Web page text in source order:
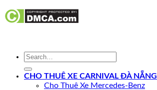
CHO THUÊ XE CARNIVAL ĐÀ NẴNG
Cho Thuê Xe Mercedes-Benz